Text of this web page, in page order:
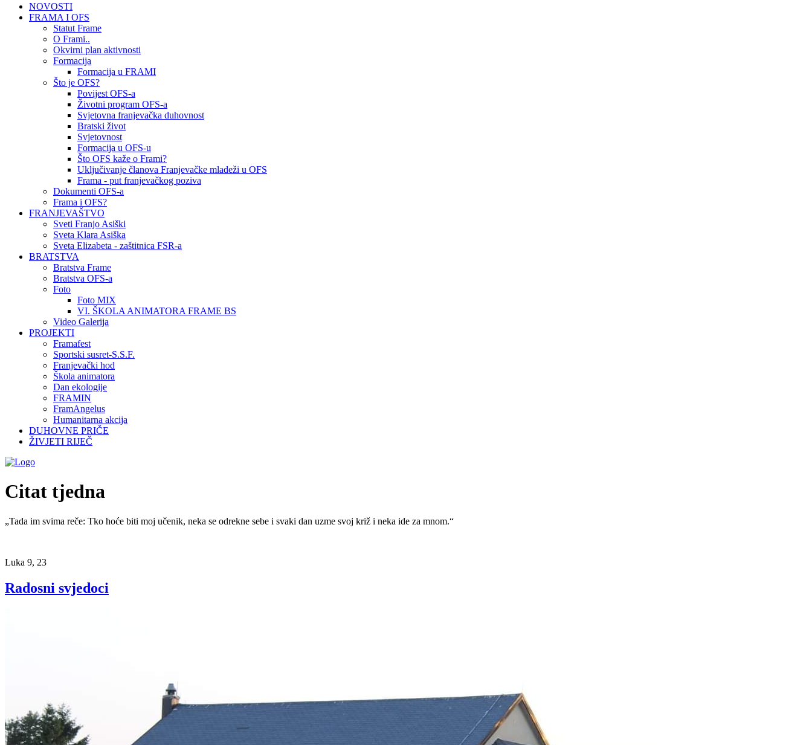
NOVOSTI
FRAMA I OFS
Statut Frame
O Frami..
Okvirni plan aktivnosti
Formacija
Formacija u FRAMI
Što je OFS?
Povijest OFS-a
Životni program OFS-a
Svjetovna franjevačka duhovnost
Bratski život
Svjetovnost
Formacija u OFS-u
Što OFS kaže o Frami?
Uključivanje članova Franjevačke mladeži u OFS
Frama - put franjevačkog poziva
Dokumenti OFS-a
Frama i OFS?
FRANJEVAŠTVO
Sveti Franjo Asiški
Sveta Klara Asiška
Sveta Elizabeta - zaštitnica FSR-a
BRATSTVA
Bratstva Frame
Bratstva OFS-a
Foto
Foto MIX
VI. ŠKOLA ANIMATORA FRAME BS
Video Galerija
PROJEKTI
Framafest
Sportski susret-S.S.F.
Franjevački hod
Škola animatora
Dan ekologije
FRAMIN
FramAngelus
Humanitarna akcija
DUHOVNE PRIČE
ŽIVJETI RIJEČ
Citat tjedna
„Tada im svima reče: Tko hoće biti moj učenik, neka se odrekne sebe i svaki dan uzme svoj križ i neka ide za mnom.“
Luka 9, 23
Radosni svjedoci